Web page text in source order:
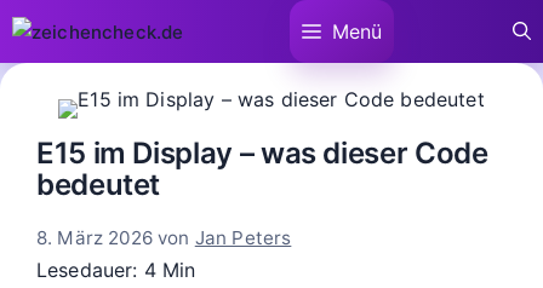
Zum
springen
Menü
E15 im Display – was dieser Code
bedeutet
8. März 2026 von Jan Peters
Lesedauer: 4 Min